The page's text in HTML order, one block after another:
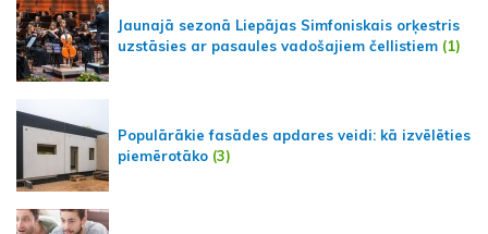
Jaunajā sezonā Liepājas Simfoniskais orķestris
uzstāsies ar pasaules vadošajiem čellistiem (1)
Populārākie fasādes apdares veidi: kā izvēlēties
piemērotāko (3)